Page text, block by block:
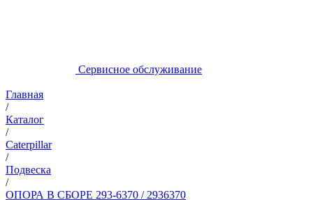
Сервисное обслуживание
Главная
/
Каталог
/
Caterpillar
/
Подвеска
/
ОПОРА В СБОРЕ 293-6370 / 2936370